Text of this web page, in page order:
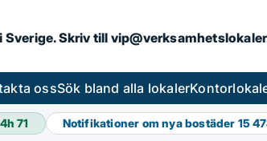
Skriv till
ossSök bland alla lokaler
71 Notifikationer om nya bostäder 15